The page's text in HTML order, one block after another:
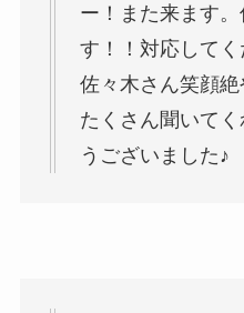
ー！また来ます
す！！対応して
佐々木さん笑顔
たくさん聞いて
うございました♪